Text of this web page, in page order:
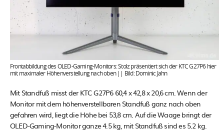
Frontabbildung des OLED-Gaming-Monitors: Stolz präsentiert sich der KTC G27P6 hier
mit maximaler Höhenverstellung nach oben || Bild: Dominic Jahn
Mit Standfuß misst der KTC G27P6 60,4 x 42,8 x 20,6 cm. Wenn der
Monitor mit dem höhenverstellbaren Standfuß ganz nach oben
gefahren wird, liegt die Höhe bei 53,8 cm. Auf die Waage bringt der
OLED-Gaming-Monitor ganze 4.5 kg, mit Standfuß sind es 5.2 kg.